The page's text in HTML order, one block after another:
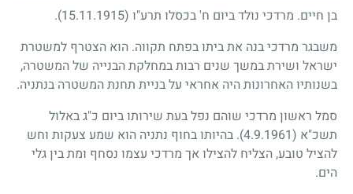
בן חיים. מרדכי נולד ביום ח' בכסלו תרע"ו (15.11.1915)
.
משבגר מרדכי בנה את ביתו בפתח תקווה. הוא הצטרף למשטרת
ישראל ושירת במשך שנים רבות במחלקת הבנייה של המשטרה,
בשנותיו האחרונות היה אחראי על בניית תחנת המשטרה בנתניה.
סמל ראשון מרדכי שוהם נפל בעת שירותו ביום כ"ג באלול
תשכ"א (4.9.1961)
. בהיותו בחוף נתניה הוא שמע צעקות וחש
להציל טובע, הצליח להצילו אך מרדכי עצמו נסחף ומת בין גלי
הים.